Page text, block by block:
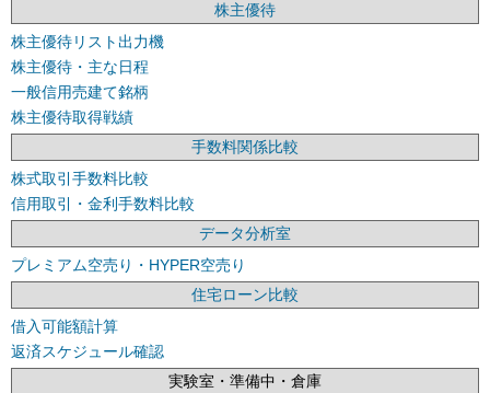
株主優待
株主優待リスト出力機
株主優待・主な日程
一般信用売建て銘柄
株主優待取得戦績
手数料関係比較
株式取引手数料比較
信用取引・金利手数料比較
データ分析室
プレミアム空売り・HYPER空売り
住宅ローン比較
借入可能額計算
返済スケジュール確認
実験室・準備中・倉庫